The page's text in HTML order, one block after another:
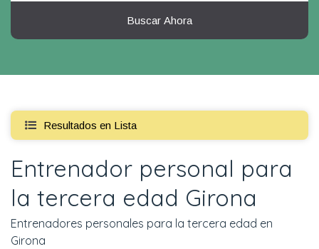
Buscar Ahora
Resultados en Lista
Entrenador personal para
la tercera edad Girona
Entrenadores personales para la tercera edad en
Girona